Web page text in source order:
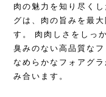
肉の魅力を知り尽く
グは、肉の旨みを最
す。 肉肉しさをしっ
臭みのない高品質な
なめらかなフォアグ
み合います。